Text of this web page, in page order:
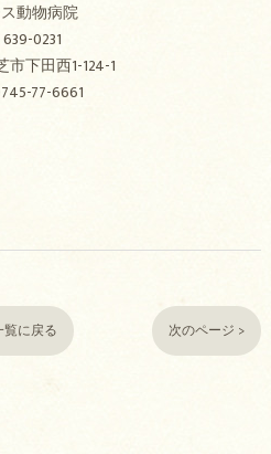
動物病院
0231
市下田西1-124-1
77-6661
覧に戻る 次のページ >